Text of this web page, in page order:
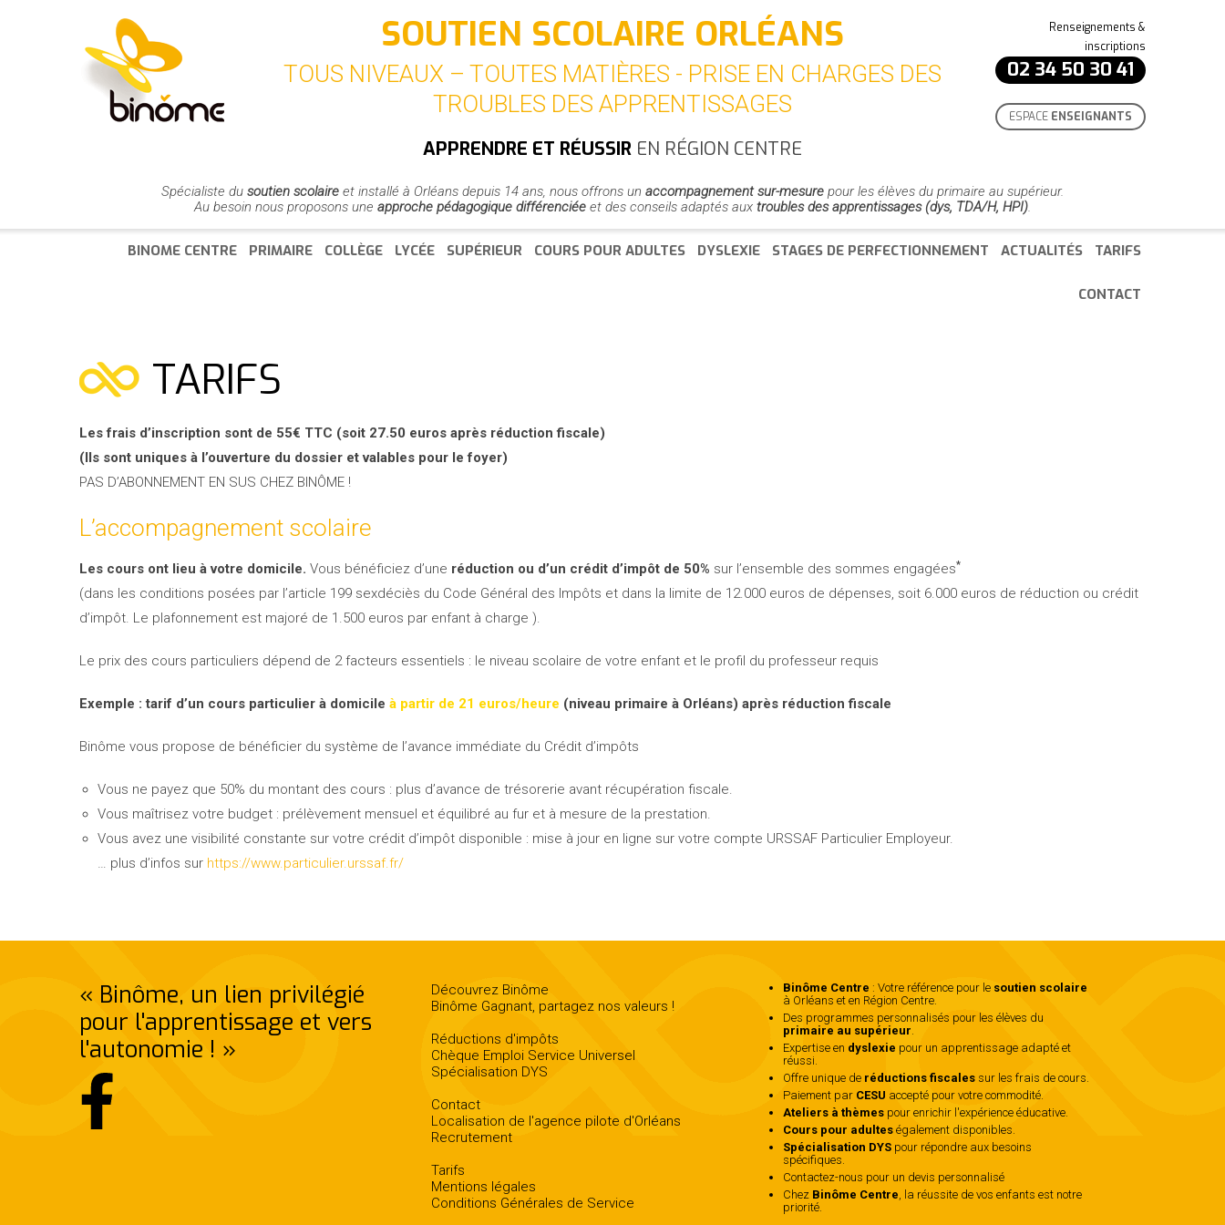
SOUTIEN SCOLAIRE ORLÉANS
TOUS NIVEAUX – TOUTES MATIÈRES - PRISE EN CHARGES DES
TROUBLES DES APPRENTISSAGES
APPRENDRE ET RÉUSSIR EN RÉGION CENTRE
Renseignements &
inscriptions
02 34 50 30 41
ESPACE ENSEIGNANTS
Spécialiste du soutien scolaire et installé à Orléans depuis 14 ans, nous offrons un accompagnement sur-mesure pour les élèves du primaire au supérieur.
Au besoin nous proposons une approche pédagogique différenciée et des conseils adaptés aux troubles des apprentissages (dys, TDA/H, HPI).
BINOME CENTRE PRIMAIRE COLLÈGE LYCÉE SUPÉRIEUR COURS POUR ADULTES DYSLEXIE STAGES DE PERFECTIONNEMENT ACTUALITÉS TARIFS
CONTACT
TARIFS
Les frais d’inscription sont de 55€ TTC (soit 27.50 euros après réduction fiscale)
(Ils sont uniques à l’ouverture du dossier et valables pour le foyer)
PAS D’ABONNEMENT EN SUS CHEZ BINÔME !
L’accompagnement scolaire
Les cours ont lieu à votre domicile. Vous bénéficiez d’une réduction ou d’un crédit d’impôt de 50% sur l’ensemble des sommes engagées*
(dans les conditions posées par l’article 199 sexdéciès du Code Général des Impôts et dans la limite de 12.000 euros de dépenses, soit 6.000 euros de réduction ou crédit
d’impôt. Le plafonnement est majoré de 1.500 euros par enfant à charge ).
Le prix des cours particuliers dépend de 2 facteurs essentiels : le niveau scolaire de votre enfant et le profil du professeur requis
Exemple : tarif d’un cours particulier à domicile à partir de 21 euros/heure (niveau primaire à Orléans) après réduction fiscale
Binôme vous propose de bénéficier du système de l’avance immédiate du Crédit d’impôts
Vous ne payez que 50% du montant des cours : plus d’avance de trésorerie avant récupération fiscale.
Vous maîtrisez votre budget : prélèvement mensuel et équilibré au fur et à mesure de la prestation.
Vous avez une visibilité constante sur votre crédit d’impôt disponible : mise à jour en ligne sur votre compte URSSAF Particulier Employeur.
… plus d’infos sur https://www.particulier.urssaf.fr/
« Binôme, un lien privilégié
pour l'apprentissage et vers
l'autonomie ! »
Découvrez Binôme
Binôme Gagnant, partagez nos valeurs !
Réductions d'impôts
Chèque Emploi Service Universel
Spécialisation DYS
Contact
Localisation de l'agence pilote d'Orléans
Recrutement
Tarifs
Mentions légales
Conditions Générales de Service
Binôme Centre : Votre référence pour le soutien scolaire
à Orléans et en Région Centre.
Des programmes personnalisés pour les élèves du
primaire au supérieur.
Expertise en dyslexie pour un apprentissage adapté et
réussi.
Offre unique de réductions fiscales sur les frais de cours.
Paiement par CESU accepté pour votre commodité.
Ateliers à thèmes pour enrichir l'expérience éducative.
Cours pour adultes également disponibles.
Spécialisation DYS pour répondre aux besoins
spécifiques.
Contactez-nous pour un devis personnalisé
Chez Binôme Centre, la réussite de vos enfants est notre
priorité.